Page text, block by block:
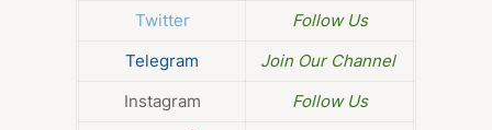
Twitter
Follow Us
Telegram
Join Our Channel
Instagram
Follow Us